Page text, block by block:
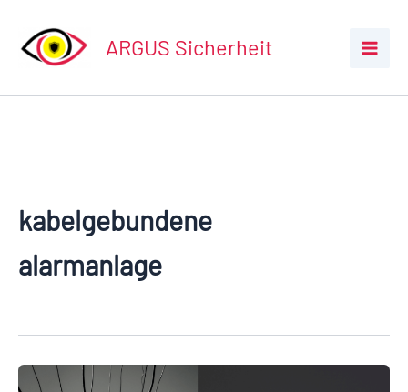
Inhalt
springen
ARGUS Sicherheit
kabelgebundene
alarmanlage
Kabel-